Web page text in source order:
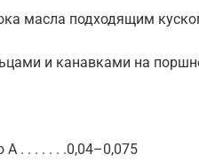
масла подходящим
и канавками на
А . . . . . . .0,04–0,075